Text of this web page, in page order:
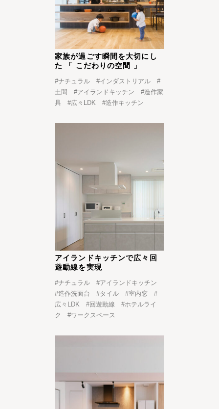
家族が過ごす瞬間を大切にし
た 「 こだわりの空間 」
#ナチュラル #インダストリアル
#
土間
#アイランドキッチン #造作家
具
#広々LDK #造作キッチン
アイランドキッチンで広々回
遊動線を実現
#ナチュラル #アイランドキッチン
#造作洗面台 #タイル #室内窓
#
広々LDK
#回遊動線 #ホテルライ
ク
#ワークスペース